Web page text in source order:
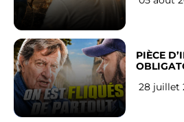
PIÈCE
Français
28 juillet